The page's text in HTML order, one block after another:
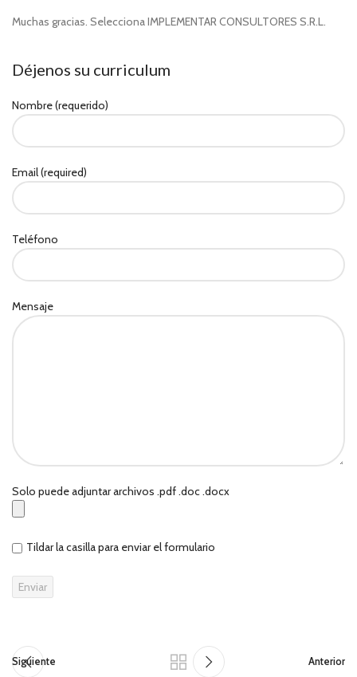
Muchas gracias. Selecciona IMPLEMENTAR CONSULTORES S.R.L.
Déjenos su curriculum
Nombre (requerido)
Email (required)
Teléfono
Mensaje
Solo puede adjuntar archivos .pdf .doc .docx
Tildar la casilla para enviar el formulario
Siguiente Anterior